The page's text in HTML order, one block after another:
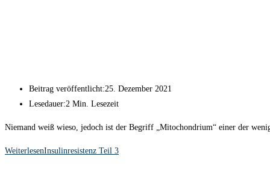
Beitrag veröffentlicht:25. Dezember 2021
Lesedauer:2 Min. Lesezeit
Niemand weiß wieso, jedoch ist der Begriff „Mitochondrium“ einer der
WeiterlesenInsulinresistenz Teil 3